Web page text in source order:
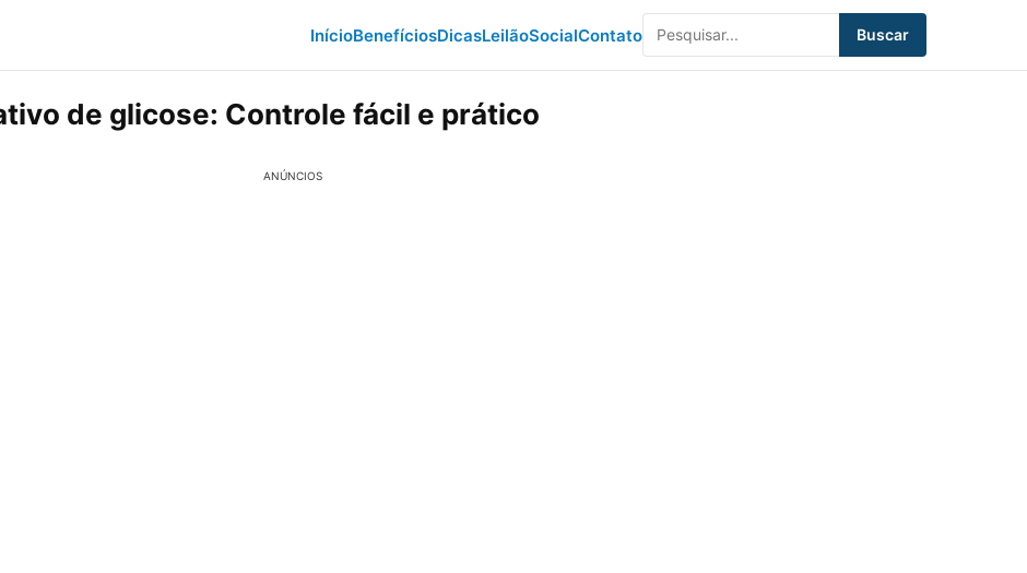
InícioBenefíciosDicasLeilãoSocialContato Buscar
de glicose: Controle fácil e prático
ANÚNCIOS